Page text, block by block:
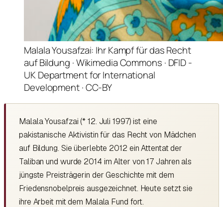
Malala Yousafzai: Ihr Kampf für das Recht
auf Bildung · Wikimedia Commons · DFID -
UK Department for International
Development · CC-BY
Malala Yousafzai (* 12. Juli 1997) ist eine
pakistanische Aktivistin für das Recht von Mädchen
auf Bildung. Sie überlebte 2012 ein Attentat der
Taliban und wurde 2014 im Alter von 17 Jahren als
jüngste Preisträgerin der Geschichte mit dem
Friedensnobelpreis ausgezeichnet. Heute setzt sie
ihre Arbeit mit dem Malala Fund fort.